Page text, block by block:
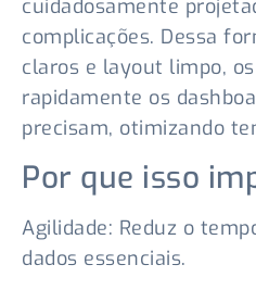
cuidadosamente
complicações. Dessa
claros e layout limpo,
rapidamente os
precisam, otimizando
Por que isso
Agilidade: Reduz o
dados essenciais.